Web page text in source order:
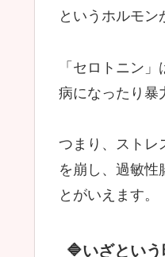
というホルモン
「セロトニン
病になったり暴
つまり、ストレ
を崩し、過敏性
とがいえます。
🔷いざとい